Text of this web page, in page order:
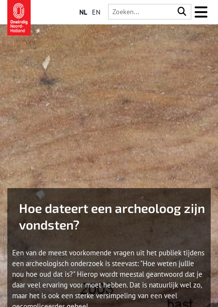
NL EN
Hoe dateert een archeoloog zijn
vondsten?
Een van de meest voorkomende vragen uit het publiek tijdens
een archeologisch onderzoek is steevast: "Hoe weten jullie
nou hoe oud dat is?" Hierop wordt meestal geantwoord dat je
daar veel ervaring voor moet hebben. Dat is natuurlijk wel zo,
maar het is ook een sterke versimpeling van een veel